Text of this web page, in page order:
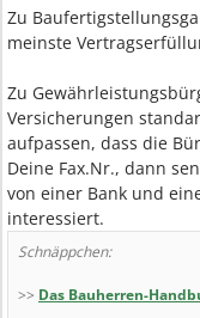
Zu
meinste
Zu
Versicherungen
aufpassen, dass die
Deine Fax.Nr., dann
von einer Bank und
interessiert.
Schnäppchen:
>> Das Bauherren-